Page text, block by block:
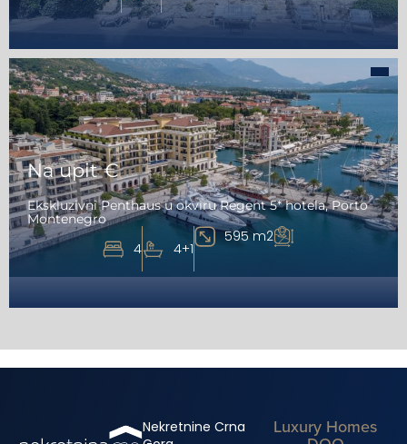
Na upit €
Ekskluzivni Penthaus u okviru Regent 5* hotela, Porto
Montenegro
4 4+1
595 m2
Nekretnine Crna
Luxury Homes